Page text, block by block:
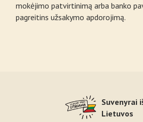
mokėjimo patvirtinimą arba banko
pagreitins užsakymo apdorojimą.
Suvenyrai
Lietuvos